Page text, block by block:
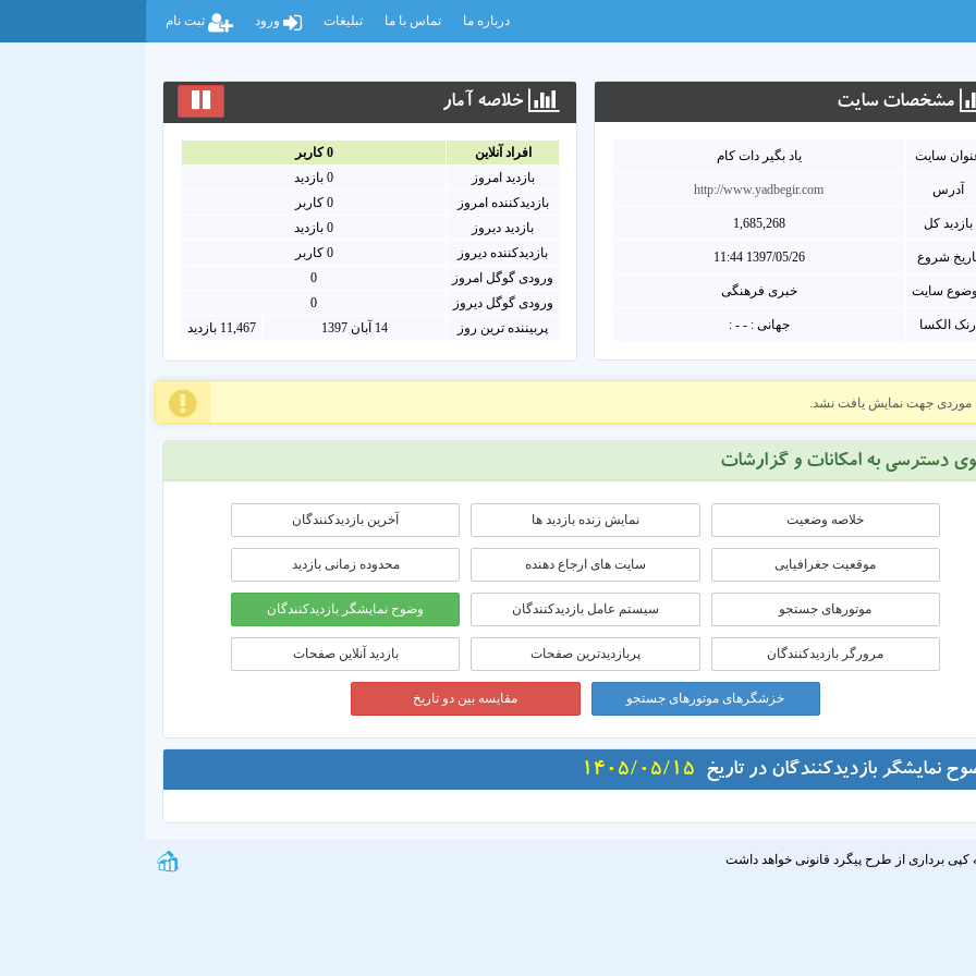
درباره ما تماس با ما تبلیغات ورود ثبت نام
مشخصات سايت
سايت یاد بگیر دات کام
آدرس http://www.yadbegir.com
بازدید کل 1,685,268
شروع 1397/05/26 11:44
سایت خبری فرهنگی
رنک الکسا جهانی : - - :
خلاصه آمار
افراد آنلاين 0کاربر
بازدید امروز
0بازدید
بازدیدکننده امروز
0 کاربر
بازدید دیروز
0 بازدید
بازدیدکننده دیروز
0 کاربر
ورودی گوگل امروز
0
ورودی گوگل دیروز
0
پربیننده ترین روز
14 آبان 1397 11,467 بازدید
موردی جهت نمایش یافت نشد.
دسترسی به امکانات و گزارشات
خلاصه وضعیت نمایش زنده بازدید ها آخرین بازدیدکنندگان
موقعيت جغرافيايی سایت های ارجاع دهنده محدوده زمانی بازديد
موتورهای جستجو سیستم عامل بازدیدکنندگان وضوح نمایشگر بازدیدکنندگان
مرورگر بازدیدکنندگان پربازدیدترین صفحات بازدید آنلاین صفحات
خزشگرهای موتورهای جستجو مقایسه بین دو تاریخ
نمایشگر بازدیدکنندگان در تاریخ 1405/05/15
برداری از طرح پیگرد قانونی خواهد داشت